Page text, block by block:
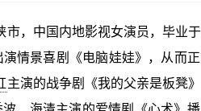
，中国内地影视女演员，毕业
情景喜剧《电脑娃娃》，从而
主演的战争剧《我的父亲是板凳